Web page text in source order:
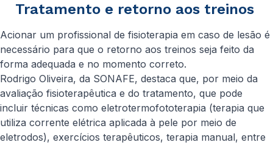
Tratamento e retorno aos treinos
Acionar um profissional de fisioterapia em caso de lesão é
necessário para que o retorno aos treinos seja feito da
forma adequada e no momento correto.
Rodrigo Oliveira, da SONAFE, destaca que, por meio da
avaliação fisioterapêutica e do tratamento, que pode
incluir técnicas como eletrotermofototerapia (terapia que
utiliza corrente elétrica aplicada à pele por meio de
eletrodos), exercícios terapêuticos, terapia manual, entre